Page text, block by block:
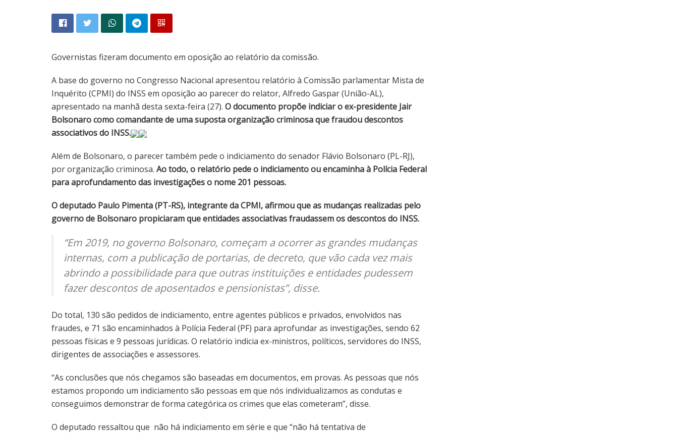
Governistas fizeram documento em oposição ao relatório da comissão.
A base do governo no Congresso Nacional apresentou relatório à Comissão parlamentar Mista de
Inquérito (CPMI) do INSS em oposição ao parecer do relator, Alfredo Gaspar (União-AL),
apresentado na manhã desta sexta-feira (27). O documento propõe indiciar o ex-presidente Jair
Bolsonaro como comandante de uma suposta organização criminosa que fraudou descontos
associativos do INSS.
Além de Bolsonaro, o parecer também pede o indiciamento do senador Flávio Bolsonaro (PL-RJ),
por organização criminosa. Ao todo, o relatório pede o indiciamento ou encaminha à Polícia Federal
para aprofundamento das investigações o nome 201 pessoas.
O deputado Paulo Pimenta (PT-RS), integrante da CPMI, afirmou que as mudanças realizadas pelo
governo de Bolsonaro propiciaram que entidades associativas fraudassem os descontos do INSS.
“Em 2019, no governo Bolsonaro, começam a ocorrer as grandes mudanças
internas, com a publicação de portarias, de decreto, que vão cada vez mais
abrindo a possibilidade para que outras instituições e entidades pudessem
fazer descontos de aposentados e pensionistas”, disse.
Do total, 130 são pedidos de indiciamento, entre agentes públicos e privados, envolvidos nas
fraudes, e 71 são encaminhados à Polícia Federal (PF) para aprofundar as investigações, sendo 62
pessoas físicas e 9 pessoas jurídicas. O relatório indicia ex-ministros, políticos, servidores do INSS,
dirigentes de associações e assessores.
“As conclusões que nós chegamos são baseadas em documentos, em provas. As pessoas que nós
estamos propondo um indiciamento são pessoas em que nós individualizamos as condutas e
conseguimos demonstrar de forma categórica os crimes que elas cometeram”, disse.
O deputado ressaltou que não há indiciamento em série e que “não há tentativa de